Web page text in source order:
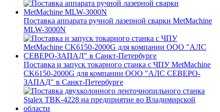
Поставка аппарата ручной лазерной сварки MetMachine
MLW-3000N
Поставка и запуск токарного станка с ЧПУ MetMachine
CK6150-2000G для компании ООО "АЛС СЕВЕРО-
ЗАПАД" в Санкт-Петербурге